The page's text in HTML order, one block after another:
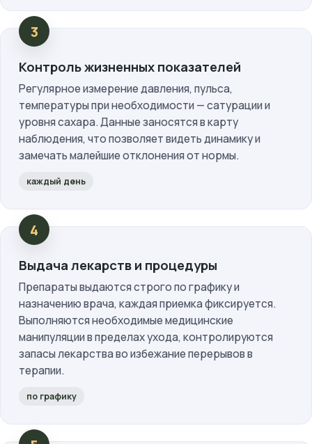
Контроль жизненных показателей
Регулярное измерение давления, пульса,
температуры при необходимости — сатурации и
уровня сахара. Данные заносятся в карту
наблюдения, что позволяет видеть динамику и
замечать малейшие отклонения от нормы.
каждый день
Выдача лекарств и процедуры
Препараты выдаются строго по графику и
назначению врача, каждая приемка фиксируется.
Выполняются необходимые медицинские
манипуляции в пределах ухода, контролируются
запасы лекарства во избежание перерывов в
терапии.
по графику